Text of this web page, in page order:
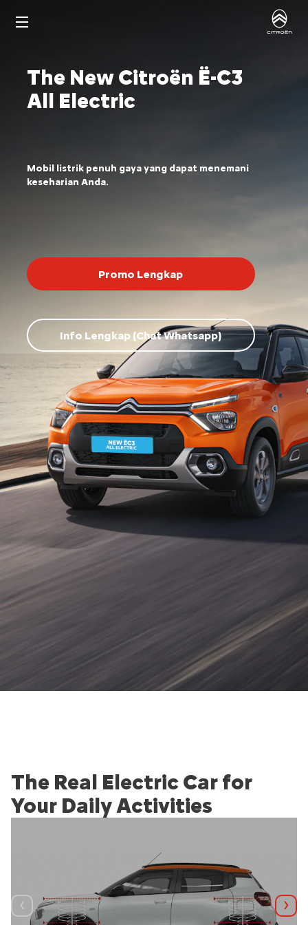
The New Citroën Ë-C3
All Electric
Mobil listrik penuh gaya yang dapat menemani
keseharian Anda.
Promo Lengkap
Info Lengkap (Chat Whatsapp)
The Real Electric Car for
Your Daily Activities
Sebelumnya